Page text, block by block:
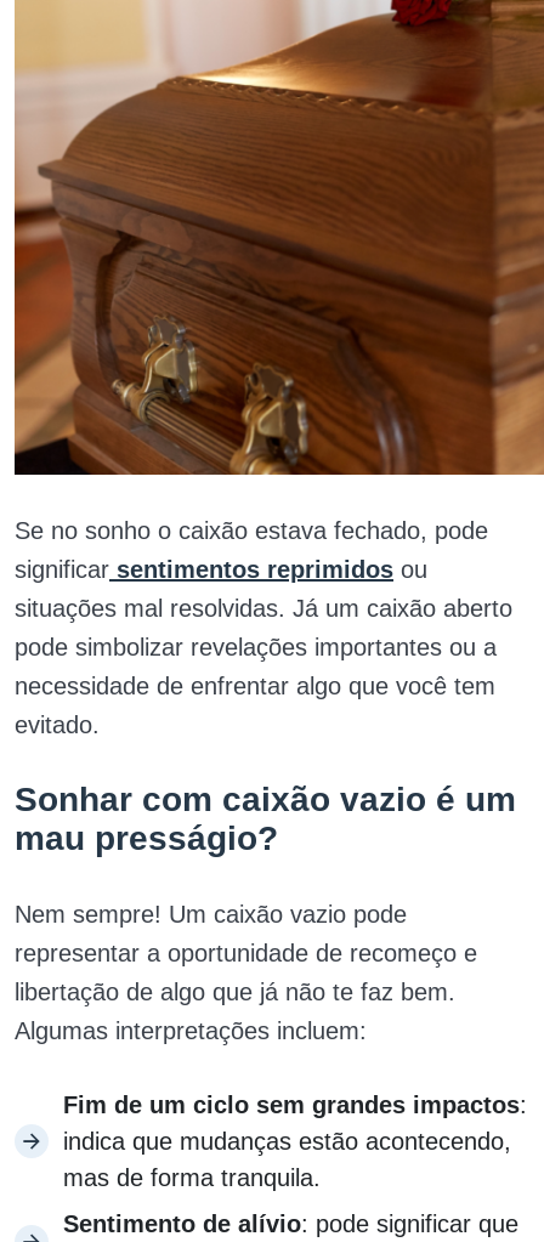
Se no sonho o caixão estava fechado, pode
significar sentimentos reprimidos ou
situações mal resolvidas. Já um caixão aberto
pode simbolizar revelações importantes ou a
necessidade de enfrentar algo que você tem
evitado.
Sonhar com caixão vazio é um
mau presságio?
Nem sempre! Um caixão vazio pode
representar a oportunidade de recomeço e
libertação de algo que já não te faz bem.
Algumas interpretações incluem:
Fim de um ciclo sem grandes impactos:
indica que mudanças estão acontecendo,
mas de forma tranquila.
Sentimento de alívio: pode significar que